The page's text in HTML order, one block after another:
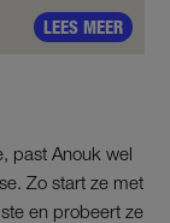
LEES MEER
past Anouk wel
Zo start ze met
en probeert ze